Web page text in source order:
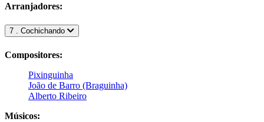
Arranjadores:
7 . Cochichando
Compositores:
Pixinguinha
João de Barro (Braguinha)
Alberto Ribeiro
Músicos: